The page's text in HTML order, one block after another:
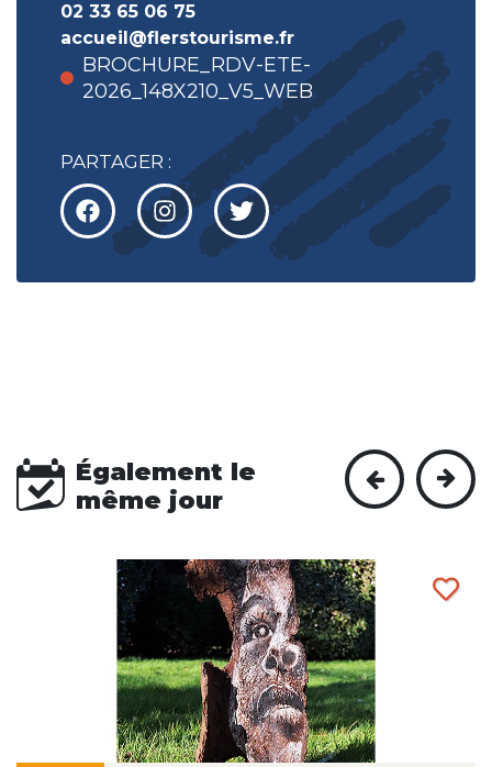
02 33 65 06 75
accueil@flerstourisme.fr
BROCHURE_RDV-ETE-
2026_148X210_V5_WEB
PARTAGER :
Également le
même jour